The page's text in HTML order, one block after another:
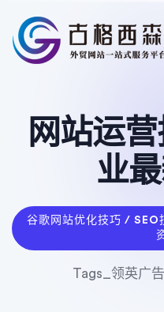
网站运
业
谷歌网站优化技巧 /
Tags_领英广